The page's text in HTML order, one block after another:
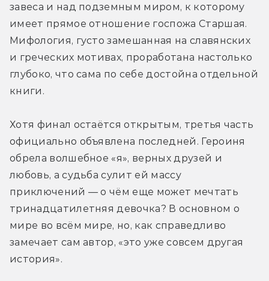
завеса и над подземным миром, к которому
имеет прямое отношение госпожа Старшая.
Мифология, густо замешанная на славянских
и греческих мотивах, проработана настолько
глубоко, что сама по себе достойна отдельной
книги.
Хотя финал остаётся открытым, третья часть
официально объявлена последней. Героиня
обрела волшебное «я», верных друзей и
любовь, а судьба сулит ей массу
приключений — о чём еще может мечтать
тринадцатилетняя девочка? В основном о
мире во всём мире, но, как справедливо
замечает сам автор, «это уже совсем другая
история».